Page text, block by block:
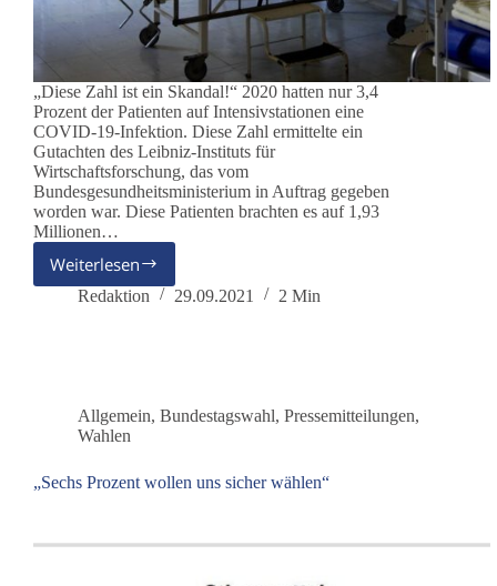
„Diese Zahl ist ein Skandal!“ 2020 hatten nur 3,4
Prozent der Patienten auf Intensivstationen eine
COVID-19-Infektion. Diese Zahl ermittelte ein
Gutachten des Leibniz-Instituts für
Wirtschaftsforschung, das vom
Bundesgesundheitsministerium in Auftrag gegeben
worden war. Diese Patienten brachten es auf 1,93
Millionen…
Weiterlesen
Nur
3,4
2020
Corona
Redaktion 29.09.2021 2 Min
Allgemein, Bundestagswahl, Pressemitteilungen,
Wahlen
„Sechs Prozent wollen uns sicher wählen“